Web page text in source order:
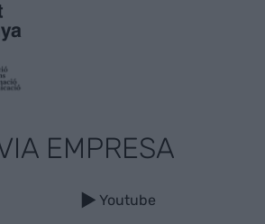
EMPRESA
Youtube